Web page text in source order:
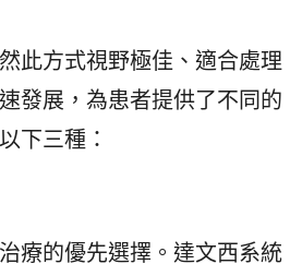
此方式視野極佳、適合處理
發展，為患者提供了不同的
下三種：
療的優先選擇。達文西系統